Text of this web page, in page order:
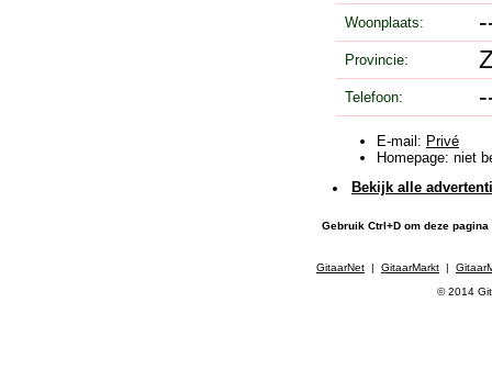
Woonplaats:
Provincie:
Telefoon:
E-mail: Privé
Homepage: niet
Bekijk alle
Gebruik Ctrl+D om deze
GitaarNet | GitaarMarkt |
© 2014